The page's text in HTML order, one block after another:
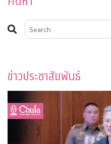
ข่าวประชาสัมพันธ์